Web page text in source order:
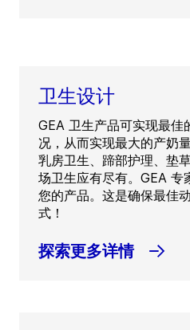
卫生设计
GEA 卫生产品可实现最佳
况，从而实现最大的产奶
乳房卫生、蹄部护理、垫
场卫生应有尽有。GEA 专
您的产品。这是确保最佳
式！
探索更多详情